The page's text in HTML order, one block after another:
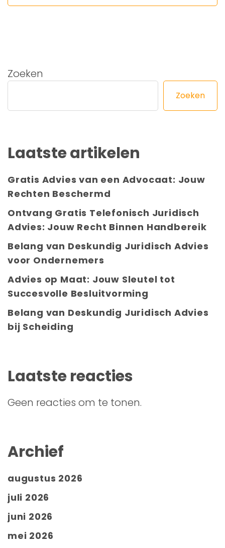
Zoeken
Zoeken
Laatste artikelen
Gratis Advies van een Advocaat: Jouw
Rechten Beschermd
Ontvang Gratis Telefonisch Juridisch
Advies: Jouw Recht Binnen Handbereik
Belang van Deskundig Juridisch Advies
voor Ondernemers
Advies op Maat: Jouw Sleutel tot
Succesvolle Besluitvorming
Belang van Deskundig Juridisch Advies
bij Scheiding
Laatste reacties
Geen reacties om te tonen.
Archief
augustus 2026
juli 2026
juni 2026
mei 2026